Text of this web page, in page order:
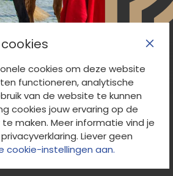
Breda weer als hofstad.
Volgende
afbeelding
cookies om deze website
functioneren, analytische
van de website te kunnen
cookies jouw ervaring op de
maken. Meer informatie vind je
Liever geen
cookie-instellingen aan.